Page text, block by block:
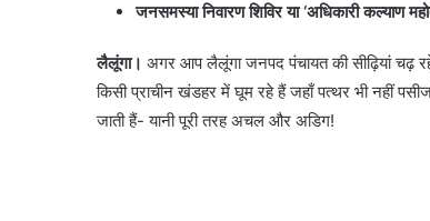
जनसमस्या निवारण शिविर या ‘अधिकारी कल्याण
लैलूंगा। अगर आप लैलूंगा जनपद पंचायत की सीढ़ियां चढ़
किसी प्राचीन खंडहर में घूम रहे हैं जहाँ पत्थर भी नहीं
जाती हैं- यानी पूरी तरह अचल और अडिग!